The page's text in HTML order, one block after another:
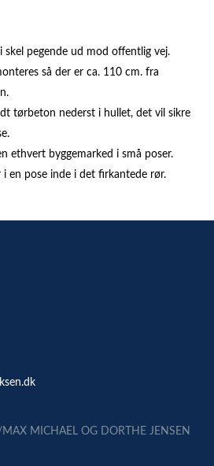
skel pegende ud mod offentlig vej.
så der er ca. 110 cm. fra
tørbeton nederst i hullet, det vil sikre
ethvert byggemarked i små poser.
i en pose inde i det firkantede rør.
MAX MICHAEL OG DORTHE JENSEN